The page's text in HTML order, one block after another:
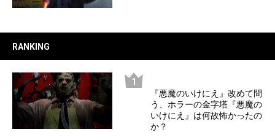
RANKING
『悪魔のいけにえ』改めて問
う、ホラーの金字塔『悪魔の
いけにえ』は何故怖かったの
か？